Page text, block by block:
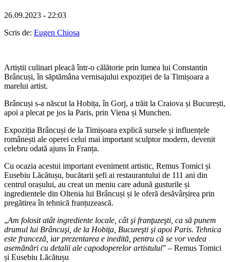
26.09.2023 - 22:03
Scris de: Eugen Chiosa
Artiștii culinari pleacă într-o călătorie prin lumea lui Constantin
Brâncuși, în săptămâna vernisajului expoziției de la Timișoara a
marelui artist.
Brâncuși s-a născut la Hobița, în Gorj, a trăit la Craiova și București,
apoi a plecat pe jos la Paris, prin Viena și Munchen.
Expoziția Brâncuși de la Timișoara explică sursele și influențele
românești ale operei celui mai important sculptor modern, devenit
celebru odată ajuns în Franța.
Cu ocazia acestui important eveniment artistic, Remus Tomici și
Eusebiu Lăcătușu, bucătarii șefi ai restaurantului de 111 ani din
centrul orașului, au creat un meniu care adună gusturile și
ingredientele din Oltenia lui Brâncuși și le oferă desăvârșirea prin
pregătirea în tehnică franțuzească.
„Am folosit atât ingrediente locale, cât şi franţuzeşti, ca să punem
drumul lui Brâncuşi, de la Hobiţa, Bucureşti şi apoi Paris. Tehnica
este franceză, iar prezentarea e inedită, pentru că se vor vedea
asemănări cu detalii ale capodoperelor artistului” – Remus Tomici
și Eusebiu Lăcătușu